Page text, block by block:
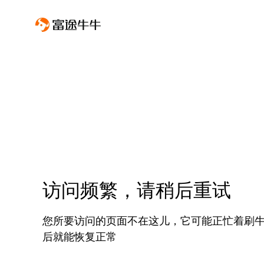
访问频繁，请稍后重试
您所要访问的页面不在这儿，它可能正忙着刷
后就能恢复正常